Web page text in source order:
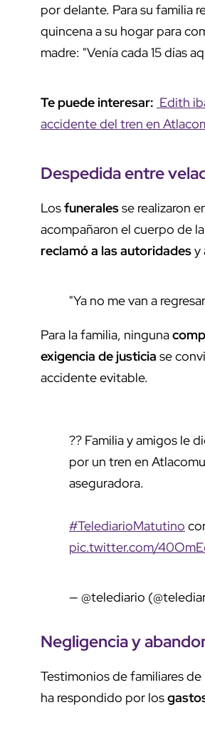
por delante. Para su familia
quincena a su hogar para
madre: "Venía cada 15 días
Te puede interesar: Edith
accidente del tren en
Despedida entre
Losfuneralesse realizaron
acompañaron el cuerpo de
reclamó a las autoridadesy
"Ya no me van a
Para la familia, ninguna
exigencia de justicia se
accidente evitable.
?? Familia y amigos le
por un tren en
aseguradora.
#TelediarioMatutino
pic.twitter.com/
— @telediario
Negligencia y
Testimonios de familiares
ha respondido por los